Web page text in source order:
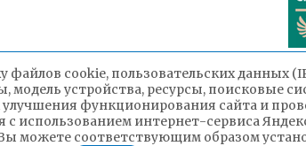
технологий
и сопровождении детей с
«Ойкос» и студенты ФФКиС, и
cookie, пользовательских данных
модель устройства, ресурсы, поисковые
функционирования сайта и
использованием интернет-сервиса
можете соответствующим образом